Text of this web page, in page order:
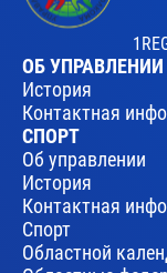
ОБ УПРАВЛЕНИИ
История
Контактная
СПОРТ
Об управлении
История
Контактная
Спорт
Областной